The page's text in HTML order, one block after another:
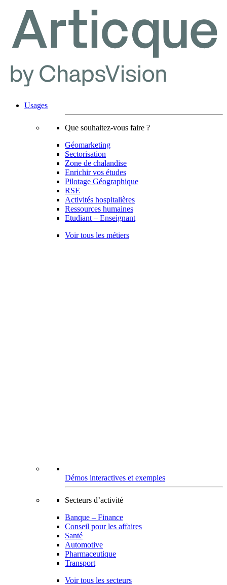
Usages
Que souhaitez-vous faire ?
Géomarketing
Sectorisation
Zone de chalandise
Enrichir vos études
Pilotage Géographique
RSE
Activités hospitalières
Ressources humaines
Etudiant – Enseignant
Voir tous les métiers
Démos interactives et exemples
Secteurs d’activité
Banque – Finance
Conseil pour les affaires
Santé
Automotive
Pharmaceutique
Transport
Voir tous les secteurs